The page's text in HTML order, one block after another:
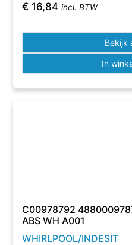
€ 16,84 incl. BTW
Bekijk
In
C00978792
ABS WH A001
WHIRLPOOL/INDESIT